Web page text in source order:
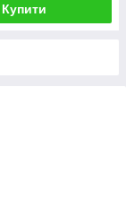
Купити